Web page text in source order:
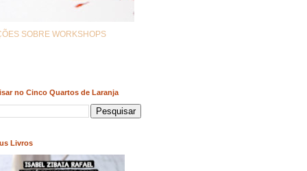
SOBRE WORKSHOPS
no Cinco Quartos de Laranja
Livros